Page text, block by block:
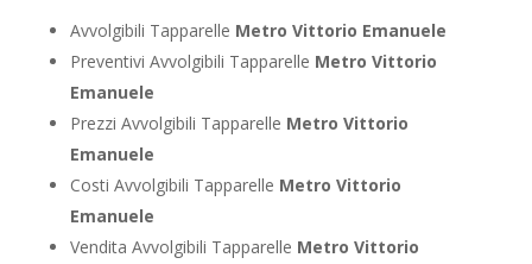
Avvolgibili Tapparelle Metro Vittorio Emanuele
Preventivi Avvolgibili Tapparelle Metro Vittorio
Emanuele
Prezzi Avvolgibili Tapparelle Metro Vittorio
Emanuele
Costi Avvolgibili Tapparelle Metro Vittorio
Emanuele
Vendita Avvolgibili Tapparelle Metro Vittorio